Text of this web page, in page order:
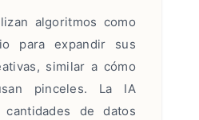
algoritmos como
para expandir sus
similar a cómo
pinceles. La IA
cantidades de datos